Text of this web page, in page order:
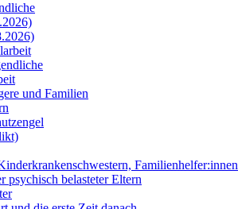
und Familien
Familienhelfer:innen
psychisch belasteter Eltern